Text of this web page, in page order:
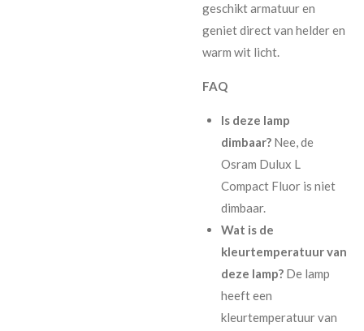
geschikt armatuur en
geniet direct van helder en
warm wit licht.
FAQ
Is deze lamp
dimbaar? Nee, de
Osram Dulux L
Compact Fluor is niet
dimbaar.
Wat is de
kleurtemperatuur van
deze lamp? De lamp
heeft een
kleurtemperatuur van